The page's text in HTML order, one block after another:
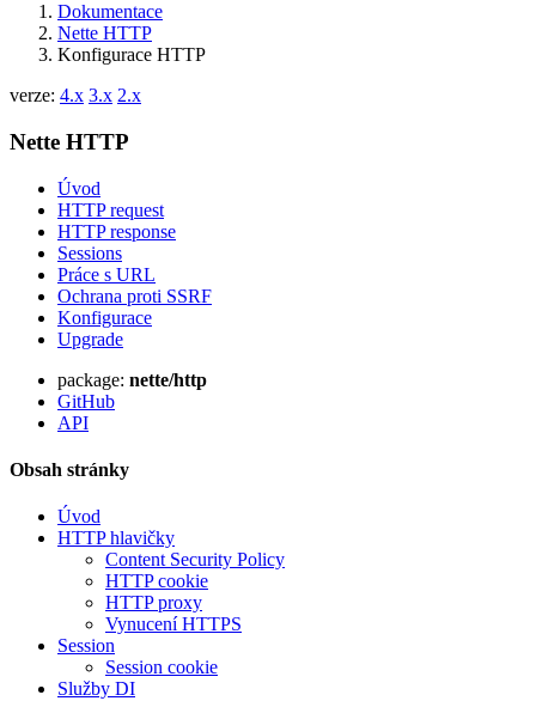
Našli jste na této stránce problém?
Ukaž na GitHubu
Otevři náhled
Nahlásit problém s touto stránkou na GitHubu
Dokumentace
Nette HTTP
Konfigurace HTTP
verze: 4.x 3.x 2.x
Nette HTTP
Úvod
HTTP request
HTTP response
Sessions
Práce s URL
Ochrana proti SSRF
Konfigurace
Upgrade
package: nette/http
GitHub
API
Obsah stránky
Úvod
HTTP hlavičky
Content Security Policy
HTTP cookie
HTTP proxy
Vynucení HTTPS
Session
Session cookie
Služby DI